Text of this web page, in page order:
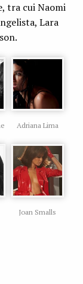
tra cui Naomi
Lara
Adriana Lima
Joan Smalls